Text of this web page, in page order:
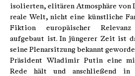
isolierten, elitären Atmosphäre von
reale Welt, nicht eine künstliche
Fiktion europäischer
aufgebaut ist. In jüngerer Zeit ist
seine Plenarsitzung bekannt
Präsident Wladimir Putin eine
Rede hält und anschließend in